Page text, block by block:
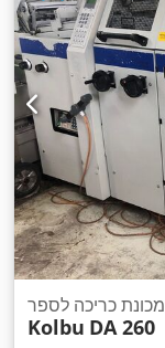
מכונת כריכה לספר
Kolbu DA 260